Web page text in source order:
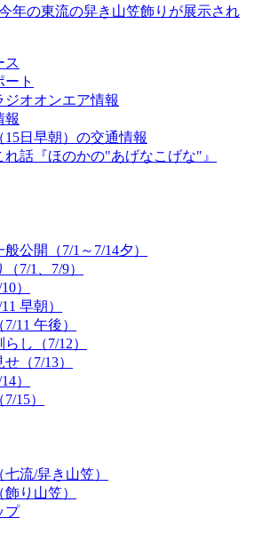
年の東流の舁き山笠飾りが展示され
ス
ト
ジオオンエア情報
報
15日早朝）の交通情報
れ話『ほのかの"あげなこげな"』
公開（7/1～7/14夕）
7/1、7/9）
）
早朝）
11 午後）
し（7/12）
（7/13）
）
15）
流/舁き山笠）
り山笠）
プ